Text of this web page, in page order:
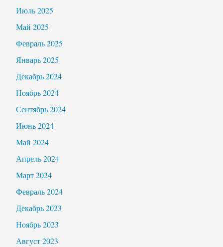
Июль 2025
Май 2025
Февраль 2025
Январь 2025
Декабрь 2024
Ноябрь 2024
Сентябрь 2024
Июнь 2024
Май 2024
Апрель 2024
Март 2024
Февраль 2024
Декабрь 2023
Ноябрь 2023
Август 2023